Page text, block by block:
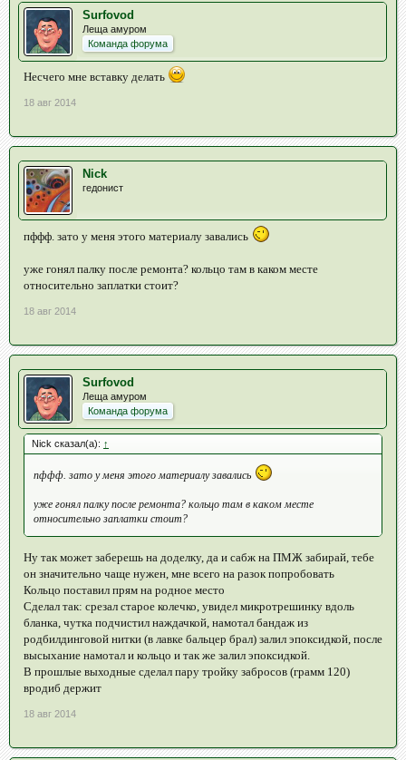
Surfovod
Леща амуром
Команда форума
Несчего мне вставку делать
18 авг 2014
Nick
гедонист
пффф. зато у меня этого материалу завались
уже гонял палку после ремонта? кольцо там в каком месте
относительно заплатки стоит?
18 авг 2014
Surfovod
Леща амуром
Команда форума
Nick сказал(а): ↑
пффф. зато у меня этого материалу завались
уже гонял палку после ремонта? кольцо там в каком месте
относительно заплатки стоит?
Ну так может заберешь на доделку, да и сабж на ПМЖ забирай, тебе
он значительно чаще нужен, мне всего на разок попробовать
Кольцо поставил прям на родное место
Сделал так: срезал старое колечко, увидел микротрешинку вдоль
бланка, чутка подчистил наждачкой, намотал бандаж из
родбилдинговой нитки (в лавке бальцер брал) залил эпоксидкой, после
высыхание намотал и кольцо и так же залил эпоксидкой.
В прошлые выходные сделал пару тройку забросов (грамм 120)
вродиб держит
18 авг 2014